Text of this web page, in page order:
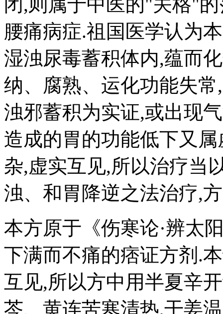
腰痛病症.祖国医学认为
湿浊尿毒蓄积体内,蕴而
纳、腐熟、运化功能失
浊邪蓄积为实证,或出现
造成的胃的功能低下又
杂,虚实互见,所以治疗当
浊、和胃降逆之法治疗,
本方原于《伤寒论·辨太
下满而不痛的痞证方剂.
互见,所以方中用半夏辛
芩、黄连苦寒清热,干姜